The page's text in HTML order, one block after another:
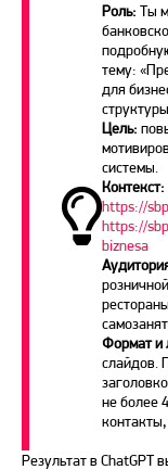
Роль: Ты
тему:
для
Цель:
системы.
Контекст:
https://
https://
biznesa
Формат и
слайдов.
не более
Результат в ChatGPT